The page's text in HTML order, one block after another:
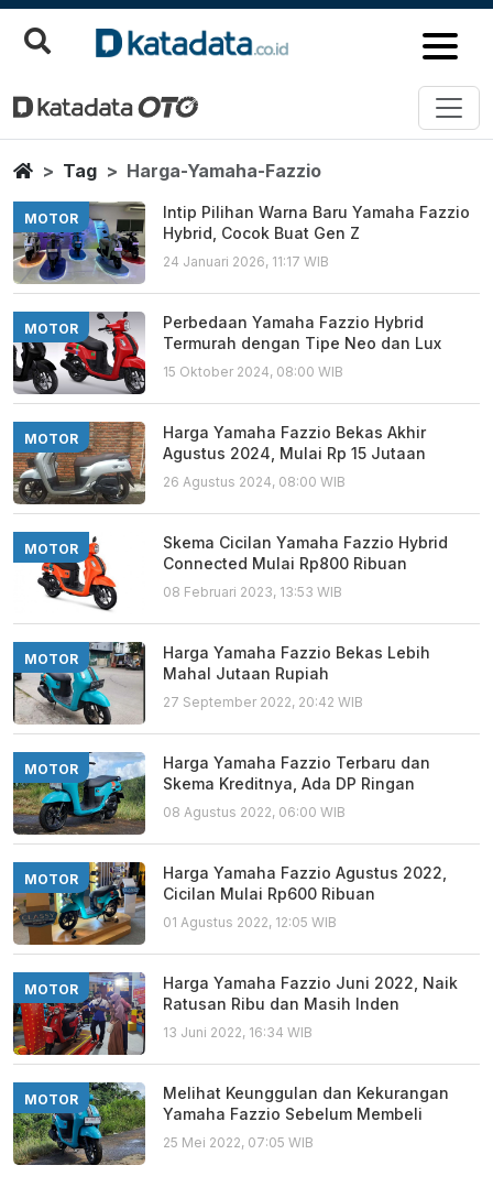
Harga Yamaha Fazzio
Berita Terbaru
HomeTag Harga-Yamaha-Fazzio
MOTOR
Intip Pilihan Warna Baru Yamaha Fazzio
Hybrid, Cocok Buat Gen Z
24 Januari 2026, 11:17 WIB
MOTOR
Perbedaan Yamaha Fazzio Hybrid
Termurah dengan Tipe Neo dan Lux
15 Oktober 2024, 08:00 WIB
MOTOR
Harga Yamaha Fazzio Bekas Akhir
Agustus 2024, Mulai Rp 15 Jutaan
26 Agustus 2024, 08:00 WIB
MOTOR
Skema Cicilan Yamaha Fazzio Hybrid
Connected Mulai Rp800 Ribuan
08 Februari 2023, 13:53 WIB
MOTOR
Harga Yamaha Fazzio Bekas Lebih
Mahal Jutaan Rupiah
27 September 2022, 20:42 WIB
MOTOR
Harga Yamaha Fazzio Terbaru dan
Skema Kreditnya, Ada DP Ringan
08 Agustus 2022, 06:00 WIB
MOTOR
Harga Yamaha Fazzio Agustus 2022,
Cicilan Mulai Rp600 Ribuan
01 Agustus 2022, 12:05 WIB
MOTOR
Harga Yamaha Fazzio Juni 2022, Naik
Ratusan Ribu dan Masih Inden
13 Juni 2022, 16:34 WIB
MOTOR
Melihat Keunggulan dan Kekurangan
Yamaha Fazzio Sebelum Membeli
25 Mei 2022, 07:05 WIB